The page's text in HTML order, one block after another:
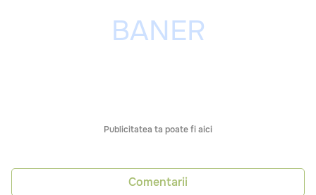
Publicitatea ta poate fi aici
Comentarii